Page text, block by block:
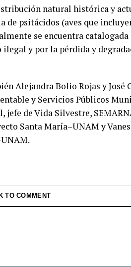
natural histórica y
de psitácidos (aves que
se encuentra catalogada
y por la pérdida y
Alejandra Bolio Rojas y José
y Servicios Públicos
de Vida Silvestre,
Santa María–UNAM y
TO COMMENT